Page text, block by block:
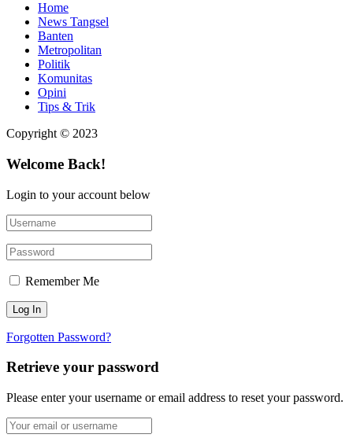
Home
News Tangsel
Banten
Metropolitan
Politik
Komunitas
Opini
Tips & Trik
Copyright © 2023
Welcome Back!
Login to your account below
Remember Me
Forgotten Password?
Retrieve your password
Please enter your username or email address to reset your password.